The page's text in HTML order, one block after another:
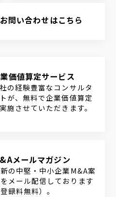
問い合わせはこちら
価値算定サービス
の経験豊富なコンサルタ
が、無料で企業価値算定
施させていただきます。
メールマガジン
の中堅・中小企業M&A案
メール配信しております
登録料無料）。